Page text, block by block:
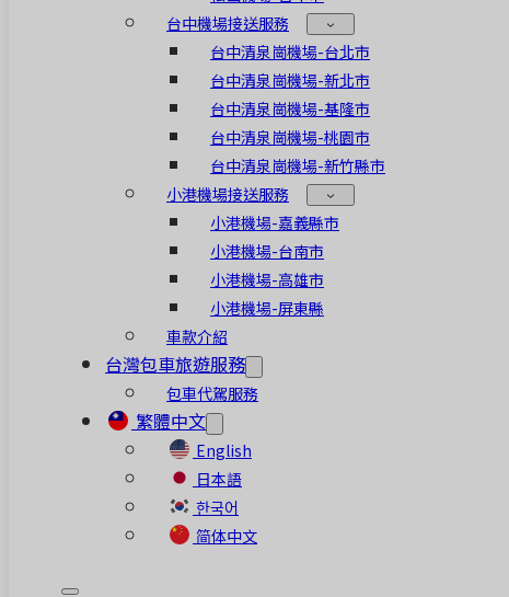
台中機場接送服務
台中清泉崗機場-台北市
台中清泉崗機場-新北市
台中清泉崗機場-基隆市
台中清泉崗機場-桃園市
台中清泉崗機場-新竹縣市
小港機場接送服務
小港機場-嘉義縣市
小港機場-台南市
小港機場-高雄市
小港機場-屏東縣
車款介紹
台灣包車旅遊服務
包車代駕服務
繁體中文
English
日本語
한국어
简体中文